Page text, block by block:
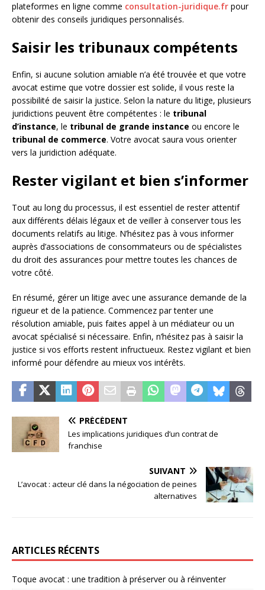
plateformes en ligne comme consultation-juridique.fr pour
obtenir des conseils juridiques personnalisés.
Saisir les tribunaux compétents
Enfin, si aucune solution amiable n’a été trouvée et que votre
avocat estime que votre dossier est solide, il vous reste la
possibilité de saisir la justice. Selon la nature du litige, plusieurs
juridictions peuvent être compétentes : le tribunal
d’instance, le tribunal de grande instance ou encore le
tribunal de commerce. Votre avocat saura vous orienter
vers la juridiction adéquate.
Rester vigilant et bien s’informer
Tout au long du processus, il est essentiel de rester attentif
aux différents délais légaux et de veiller à conserver tous les
documents relatifs au litige. N’hésitez pas à vous informer
auprès d’associations de consommateurs ou de spécialistes
du droit des assurances pour mettre toutes les chances de
votre côté.
En résumé, gérer un litige avec une assurance demande de la
rigueur et de la patience. Commencez par tenter une
résolution amiable, puis faites appel à un médiateur ou un
avocat spécialisé si nécessaire. Enfin, n’hésitez pas à saisir la
justice si vos efforts restent infructueux. Restez vigilant et bien
informé pour défendre au mieux vos intérêts.
PRÉCÉDENT
Les implications juridiques d’un contrat de
franchise
SUIVANT
L’avocat : acteur clé dans la négociation de peines
alternatives
ARTICLES RÉCENTS
Toque avocat : une tradition à préserver ou à réinventer